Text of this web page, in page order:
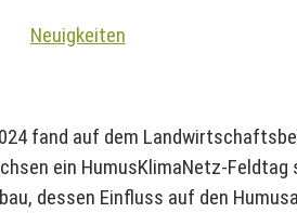
Neuigkeiten
fand auf dem
ein HumusKlimaNetz-
dessen Einfluss auf den